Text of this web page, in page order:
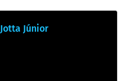
Jotta Júnior